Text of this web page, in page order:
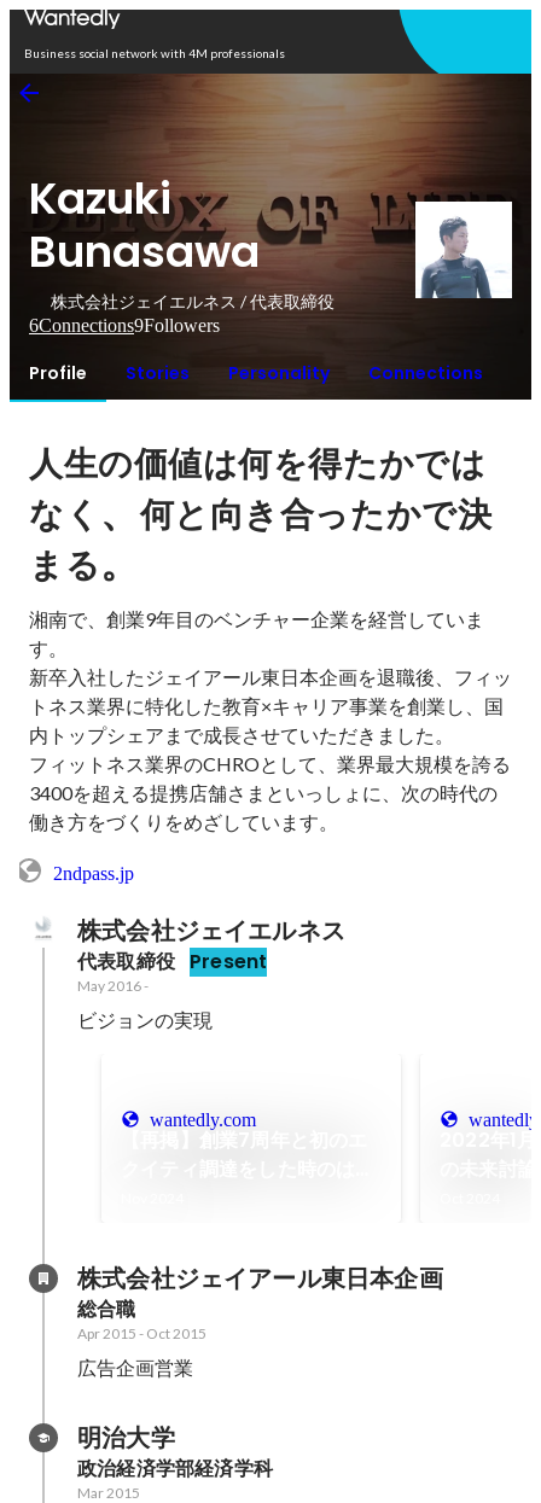
Business social network with 4M professionals
Kazuki
Bunasawa
株式会社ジェイエルネス / 代表取締役
6Connections9Followers
Profile Stories Personality Connections
人生の価値は何を得たかでは
なく 、何と向き合ったかで決
まる。
湘南で、創業9年目のベンチャー企業を経営していま
す。
新卒入社したジェイアール東日本企画を退職後、フィッ
トネス業界に特化した教育×キャリア事業を創業し、国
内トップシェアまで成長させていただきました。
フィットネス業界のCHROとして、業界最大規模を誇る
3400を超える提携店舗さまといっしょに、次の時代の
働き方をづくりをめざしています。
2ndpass.jp
株式会社ジェイエルネス
代表取締役 Present
May 2016-
ビジョンの実現
wantedly.com
株式会社ジェイアール東日本企画
総合職
Apr 2015 - Oct 2015
広告企画営業
明治大学
政治経済学部経済学科
Mar 2015